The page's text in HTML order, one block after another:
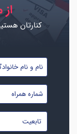
کنارتان
نام
و
نام
خانوادگی
شماره
موبایل
تابعیت